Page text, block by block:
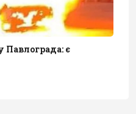
Павлограда: є